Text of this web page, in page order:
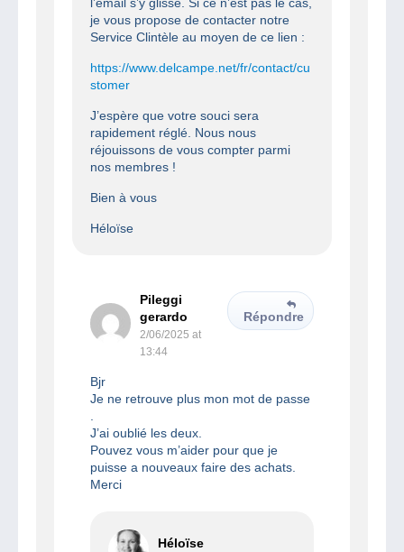
je vous propose de contacter notre
Service Clintèle au moyen de ce lien :
https://www.delcampe.net/fr/contact/cu
stomer
J’espère que votre souci sera
rapidement réglé. Nous nous
réjouissons de vous compter parmi
nos membres !
Bien à vous
Héloïse
Pileggi
gerardo
2/06/2025 at
13:44
Répondre
Bjr
Je ne retrouve plus mon mot de passe
J’ai oublié les deux.
Pouvez vous m’aider pour que je
puisse a nouveaux faire des achats.
Merci
Héloïse